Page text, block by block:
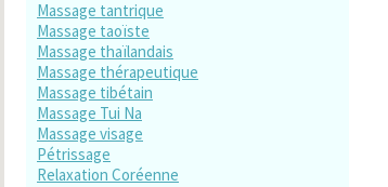
Massage tantrique
Massage taoïste
Massage thaïlandais
Massage thérapeutique
Massage tibétain
Massage Tui Na
Massage visage
Pétrissage
Relaxation Coréenne